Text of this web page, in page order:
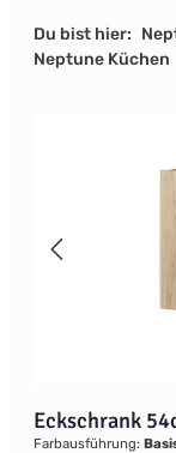
Du bist hier:
Neptune Küchen
Eckschrank
Farbausführung: